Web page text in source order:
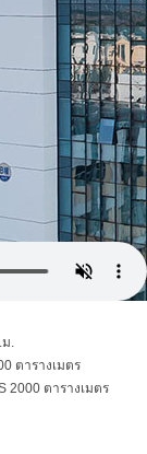
ม.
ตารางเมตร
2000 ตารางเมตร